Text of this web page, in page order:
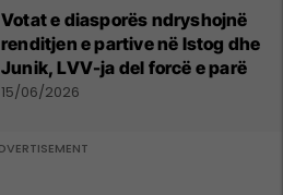
Votat e diasporës ndryshojnë
renditjen e partive në Istog dhe
Junik, LVV-ja del forcë e parë
15/06/2026